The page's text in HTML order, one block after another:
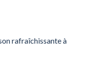
rafraîchissante à